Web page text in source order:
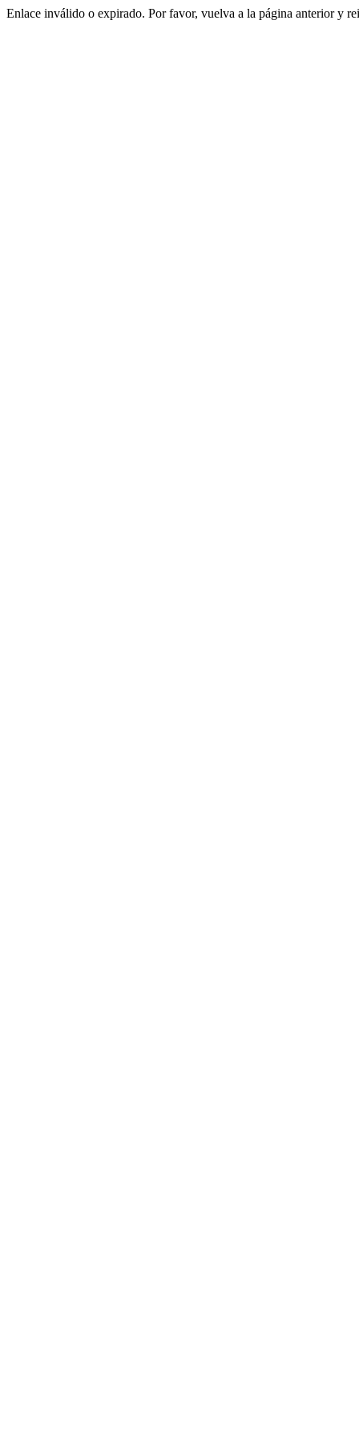
Enlace inválido o expirado. Por favor, vuelva a la página anterior y